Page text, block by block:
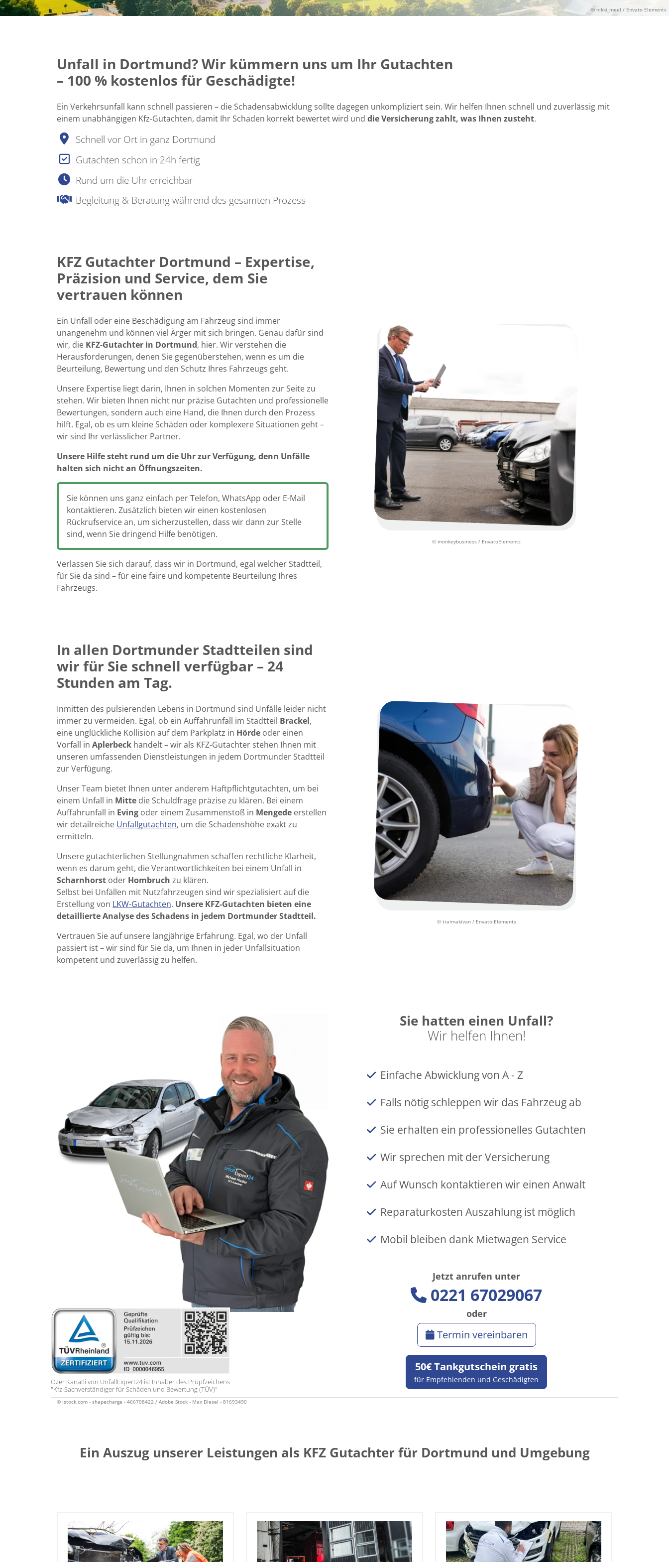
© nikki_meel / Envato Elements
Unfall in Dortmund? Wir kümmern uns um Ihr Gutachten
– 100 % kostenlos für Geschädigte!
Ein Verkehrsunfall kann schnell passieren – die Schadensabwicklung sollte dagegen unkompliziert sein. Wir helfen Ihnen schnell und zuverlässig mit
einem unabhängigen Kfz-Gutachten, damit Ihr Schaden korrekt bewertet wird und die Versicherung zahlt, was Ihnen zusteht.
Schnell vor Ort in ganz Dortmund
Gutachten schon in 24h fertig
Rund um die Uhr erreichbar
Begleitung & Beratung während des gesamten Prozess
KFZ Gutachter Dortmund – Expertise,
Präzision und Service, dem Sie
vertrauen können
Ein Unfall oder eine Beschädigung am Fahrzeug sind immer
unangenehm und können viel Ärger mit sich bringen. Genau dafür sind
wir, die KFZ-Gutachter in Dortmund, hier. Wir verstehen die
Herausforderungen, denen Sie gegenüberstehen, wenn es um die
Beurteilung, Bewertung und den Schutz Ihres Fahrzeugs geht.
Unsere Expertise liegt darin, Ihnen in solchen Momenten zur Seite zu
stehen. Wir bieten Ihnen nicht nur präzise Gutachten und professionelle
Bewertungen, sondern auch eine Hand, die Ihnen durch den Prozess
hilft. Egal, ob es um kleine Schäden oder komplexere Situationen geht –
wir sind Ihr verlässlicher Partner.
Unsere Hilfe steht rund um die Uhr zur Verfügung, denn Unfälle
halten sich nicht an Öffnungszeiten.
Sie können uns ganz einfach per Telefon, WhatsApp oder E-Mail
kontaktieren. Zusätzlich bieten wir einen kostenlosen
Rückrufservice an, um sicherzustellen, dass wir dann zur Stelle
sind, wenn Sie dringend Hilfe benötigen.
Verlassen Sie sich darauf, dass wir in Dortmund, egal welcher Stadtteil,
für Sie da sind – für eine faire und kompetente Beurteilung Ihres
Fahrzeugs.
© monkeybusiness / EnvatoElements
In allen Dortmunder Stadtteilen sind
wir für Sie schnell verfügbar – 24
Stunden am Tag.
Inmitten des pulsierenden Lebens in Dortmund sind Unfälle leider nicht
immer zu vermeiden. Egal, ob ein Auffahrunfall im Stadtteil Brackel,
eine unglückliche Kollision auf dem Parkplatz in Hörde oder einen
Vorfall in Aplerbeck handelt – wir als KFZ-Gutachter stehen Ihnen mit
unseren umfassenden Dienstleistungen in jedem Dortmunder Stadtteil
zur Verfügung.
Unser Team bietet Ihnen unter anderem Haftpflichtgutachten, um bei
einem Unfall in Mitte die Schuldfrage präzise zu klären. Bei einem
Auffahrunfall in Eving oder einem Zusammenstoß in Mengede erstellen
wir detailreiche Unfallgutachten, um die Schadenshöhe exakt zu
ermitteln.
Unsere gutachterlichen Stellungnahmen schaffen rechtliche Klarheit,
wenn es darum geht, die Verantwortlichkeiten bei einem Unfall in
Scharnhorst oder Hombruch zu klären.
Selbst bei Unfällen mit Nutzfahrzeugen sind wir spezialisiert auf die
Erstellung von LKW-Gutachten. Unsere KFZ-Gutachten bieten eine
detaillierte Analyse des Schadens in jedem Dortmunder Stadtteil.
Vertrauen Sie auf unsere langjährige Erfahrung. Egal, wo der Unfall
passiert ist – wir sind für Sie da, um Ihnen in jeder Unfallsituation
kompetent und zuverlässig zu helfen.
© traimakivan / Envato Elements
Özer Kanatli von UnfallExpert24 ist Inhaber des Prüpfzeichens
"Kfz-Sachverständiger für Schäden und Bewertung (TÜV)"
Sie hatten einen Unfall?
Wir helfen Ihnen!
Einfache Abwicklung von A - Z
Falls nötig schleppen wir das Fahrzeug ab
Sie erhalten ein professionelles Gutachten
Wir sprechen mit der Versicherung
Auf Wunsch kontaktieren wir einen Anwalt
Reparaturkosten Auszahlung ist möglich
Mobil bleiben dank Mietwagen Service
Jetzt anrufen unter
0221 67029067
oder
Termin vereinbaren
50€ Tankgutschein gratis
für Empfehlenden und Geschädigten
© istock.com - shapecharge - 466708422 / Adobe Stock - Max Diesel - 81693490
Ein Auszug unserer Leistungen als KFZGutachter für Dortmund und Umgebung